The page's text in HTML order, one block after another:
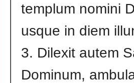
templum nomini
usque in diem
3. Dilexit autem
Dominum,